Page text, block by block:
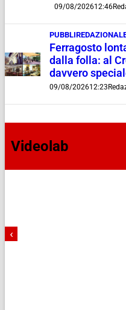
09/08/202612:46
Ferragosto
dalla folla: al
davvero
09/08/202612:23
Videolab
‹